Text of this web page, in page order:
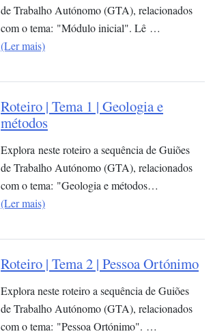
de Trabalho Autónomo (GTA), relacionados
com o tema: "Módulo inicial". Lê …
(Ler mais)
Roteiro | Tema 1 | Geologia e
métodos
Explora neste roteiro a sequência de Guiões
de Trabalho Autónomo (GTA), relacionados
com o tema: "Geologia e métodos…
(Ler mais)
Roteiro | Tema 2 | Pessoa Ortónimo
Explora neste roteiro a sequência de Guiões
de Trabalho Autónomo (GTA), relacionados
com o tema: "Pessoa Ortónimo". …